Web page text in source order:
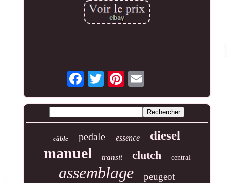
câble pedale essence diesel
manuel transit clutch central
assemblage peugeot